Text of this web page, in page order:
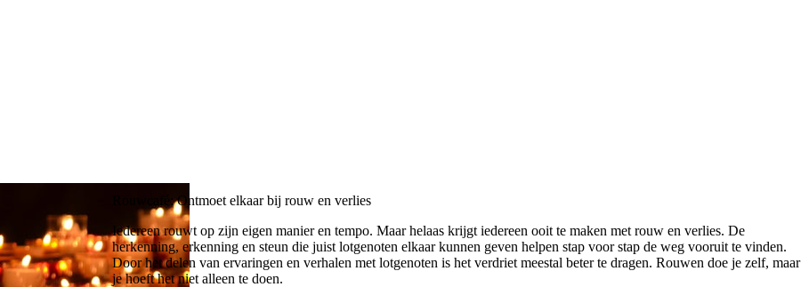
Rouwcafé: Ontmoet elkaar bij rouw en verlies
Iedereen rouwt op zijn eigen manier en tempo. Maar helaas krijgt iedereen ooit te maken met rouw en verlies. De
herkenning, erkenning en steun die juist lotgenoten elkaar kunnen geven helpen stap voor stap de weg vooruit te vinden.
Door het delen van ervaringen en verhalen met lotgenoten is het verdriet meestal beter te dragen. Rouwen doe je zelf, maar
je hoeft het niet alleen te doen.